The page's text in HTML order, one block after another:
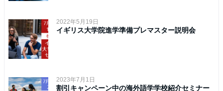
2022年5月19日
イギリス大学院進学準備プレマスター説明会
2023年7月1日
割引キャンペーン中の海外語学学校紹介セミナー